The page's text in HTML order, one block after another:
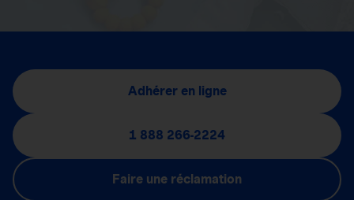
Adhérer en ligne
1 888 266-2224
Faire une réclamation